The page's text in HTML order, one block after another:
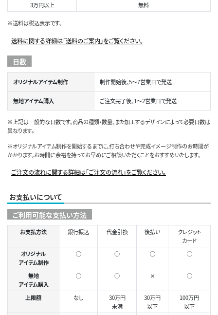
3万円以上 無料
※送料は税込表示です。
送料に関する詳細は「送料のご案内」をご覧ください。
日数
オリジナルアイテム制作 制作開始後、5～7営業日で発送
無地アイテム購入 ご注文完了後、1～2営業日で発送
※上記は一般的な日数です。商品の種類・数量、また加工するデザインによって必要日数は
異なります。
※オリジナルアイテム制作を開始するまでに、打ち合わせや完成イメージ制作のお時間が
かかります。お時間に余裕を持ってお早めにご相談いただくことをおすすめいたします。
ご注文の流れに関する詳細は「ご注文の流れ」をご覧ください。
お支払いについて
ご利用可能な支払い方法
お支払方法 銀行振込 代金引換 後払い
クレジット
カード
オリジナル
アイテム制作
○ ○ ○ ◯
無地
アイテム購入
○ ○ ✕ ○
上限額 なし
30万円
未満
30万円
以下
100万円
以下